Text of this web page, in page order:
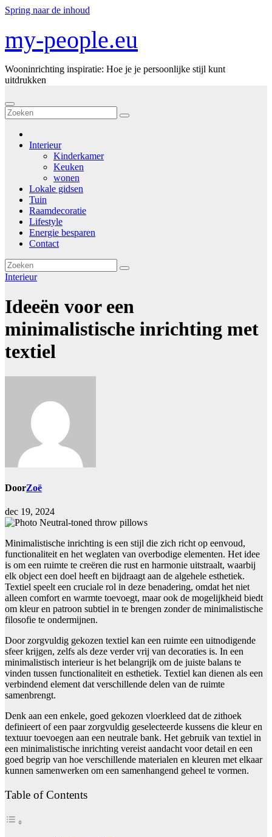
Spring naar de inhoud
my-people.eu
Wooninrichting inspiratie: Hoe je je persoonlijke stijl kunt
uitdrukken
Interieur
Kinderkamer
Keuken
wonen
Lokale gidsen
Tuin
Raamdecoratie
Lifestyle
Energie besparen
Contact
Interieur
Ideeën voor een
minimalistische inrichting met
textiel
DoorZoë
dec 19, 2024
Minimalistische inrichting is een stijl die zich richt op eenvoud,
functionaliteit en het weglaten van overbodige elementen. Het idee
is om een ruimte te creëren die rust en harmonie uitstraalt, waarbij
elk object een doel heeft en bijdraagt aan de algehele esthetiek.
Textiel speelt een cruciale rol in deze benadering, omdat het niet
alleen comfort en warmte toevoegt, maar ook de mogelijkheid biedt
om kleur en patroon subtiel in te brengen zonder de minimalistische
filosofie te ondermijnen.
Door zorgvuldig gekozen textiel kan een ruimte een uitnodigende
sfeer krijgen, zelfs als deze verder vrij van decoraties is. In een
minimalistisch interieur is het belangrijk om de juiste balans te
vinden tussen functionaliteit en esthetiek. Textiel kan dienen als een
verbindend element dat verschillende delen van de ruimte
samenbrengt.
Denk aan een enkele, goed gekozen vloerkleed dat de zithoek
definieert of een paar zorgvuldig geselecteerde kussens die kleur en
textuur toevoegen aan een neutrale bank. Het gebruik van textiel in
een minimalistische inrichting vereist aandacht voor detail en een
goed begrip van hoe verschillende materialen en kleuren met elkaar
kunnen samenwerken om een samenhangend geheel te vormen.
Table of Contents